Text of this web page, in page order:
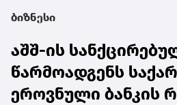
ბიზნესი
აშშ-ის
წარმოადგენს
ეროვნული ბანკის